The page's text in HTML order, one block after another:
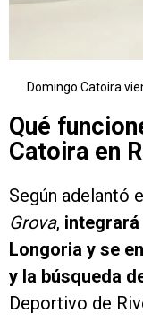
Domingo Catoira
Qué
Catoira en
Según adelantó
Grova,
Longoria y se
y la búsqueda
Deportivo de